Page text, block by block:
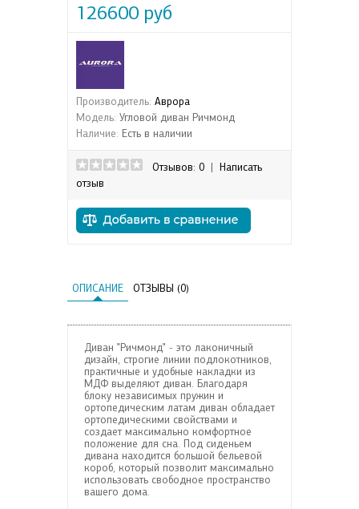
126600 руб
Производитель: Аврора
Модель: Угловой диван Ричмонд
Наличие: Есть в наличии
Отзывов: 0
Написать
отзыв
ОПИСАНИЕ ОТЗЫВЫ (0)
Диван "Ричмонд" - это лаконичный
дизайн, строгие линии подлокотников,
практичные и удобные накладки из
МДФ выделяют диван. Благодаря
блоку независимых пружин и
ортопедическим латам диван обладает
ортопедическими свойствами и
создает максимально комфортное
положение для сна. Под сиденьем
дивана находится большой бельевой
короб, который позволит максимально
использовать свободное пространство
вашего дома.